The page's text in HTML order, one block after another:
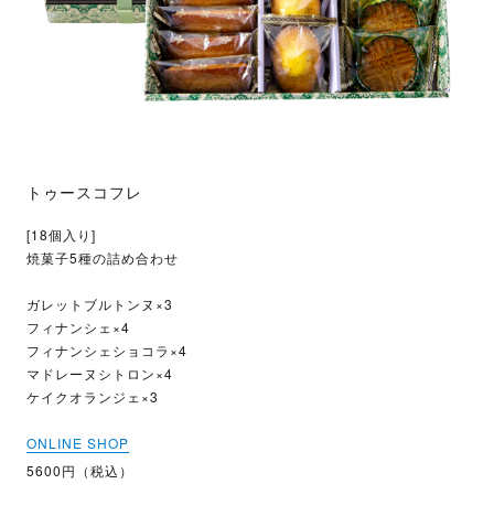
トゥースコフレ
[18個入り]
焼菓子5種の詰め合わせ
ガレットブルトンヌ×3
フィナンシェ×4
フィナンシェショコラ×4
マドレーヌシトロン×4
ケイクオランジェ×3
ONLINE SHOP
5600円（税込）